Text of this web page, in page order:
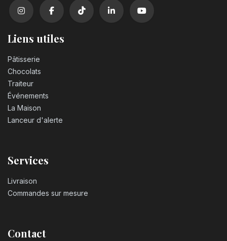
Liens utiles
Pâtisserie
Chocolats
Traiteur
Événements
La Maison
Lanceur d'alerte
Services
Livraison
Commandes sur mesure
Contact